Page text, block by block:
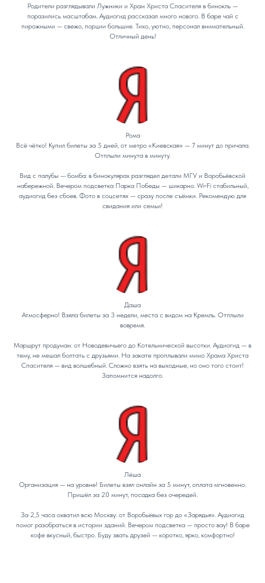
Родители разглядывали Лужники и Храм Христа Спасителя в бинокль —
поразились масштабам. Аудиогид рассказал много нового. В баре чай с
пирожными — свежо, порции большие. Тихо, уютно, персонал внимательный.
Отличный день!
Рома
Всё чётко! Купил билеты за 5 дней, от метро «Киевская» — 7 минут до причала.
Отплыли минута в минуту.
Вид с палубы — бомба: в бинокулярах разглядел детали МГУ и Воробьёвской
набережной. Вечером подсветка Парка Победы — шикарно. Wi‑Fi стабильный,
аудиогид без сбоев. Фото в соцсетях — сразу после съёмки. Рекомендую для
свидания или семьи!
Даша
Атмосферно! Взяла билеты за 3 недели, места с видом на Кремль. Отплыли
вовремя.
Маршрут продуман: от Новодевичьего до Котельнической высотки. Аудиогид — в
тему, не мешал болтать с друзьями. На закате проплывали мимо Храма Христа
Спасителя — вид волшебный. Сложно взять на выходные, но оно того стоит!
Запомнится надолго.
Лёша
Организация — на уровне! Билеты взял онлайн за 5 минут, оплата мгновенно.
Пришёл за 20 минут, посадка без очередей.
За 2,5 часа охватил всю Москву: от Воробьёвых гор до «Зарядья». Аудиогид
помог разобраться в истории зданий. Вечером подсветка — просто вау! В баре
кофе вкусный, быстро. Буду звать друзей — коротко, ярко, комфортно!